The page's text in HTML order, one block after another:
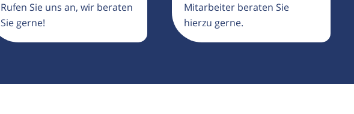
Rufen Sie uns an, wir beraten
Sie gerne!
Mitarbeiter beraten Sie
hierzu gerne.